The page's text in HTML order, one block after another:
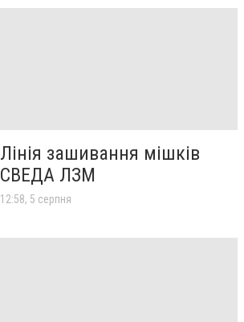
Лінія зашивання мішків
СВЕДА ЛЗМ
12:58, 5 серпня